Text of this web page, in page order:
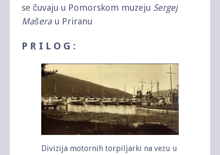
se čuvaju u Pomorskom muzeju Sergej
Mašera u Priranu
P R I L O G :
Divizija motornih torpiljarki na vezu u